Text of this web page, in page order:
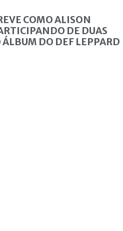
COMO ALISON
DE DUAS
DO DEF LEPPARD